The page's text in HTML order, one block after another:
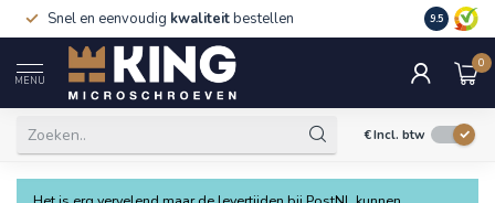
Snel en eenvoudig kwaliteitbestellen 9.5
MENU
0
€Incl. btw